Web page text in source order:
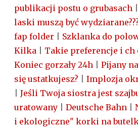
publikacji postu o grubasach
laski muszą być
fap folder
Szklanka do
Kilka
Takie preferencje i ch
Koniec gorzały 24h
Pijany
się ustatkujesz?
Implozja
Jeśli Twoja siostra jest
uratowany
Deutsche Bahn
i ekologiczne" korki na